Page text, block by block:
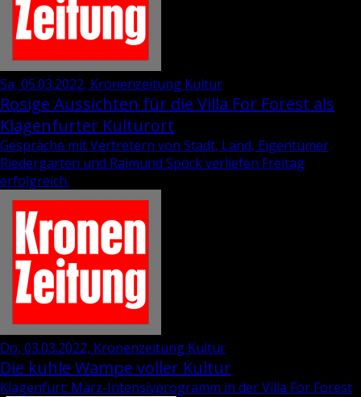
Sa, 05.03.2022, Kronenzeitung Kultur
Rosige Aussichten für die Villa For Forest als
Klagenfurter Kulturort
Gespräche mit Vertretern von Stadt, Land, Eigentümer
Riedergarten und Raimund Spöck verliefen Freitag
erfolgreich.
Do, 03.03.2022, Kronenzeitung Kultur
Die kuhle Wampe voller Kultur
Klagenfurt: März-Intensivprogramm in der Villa For Forest